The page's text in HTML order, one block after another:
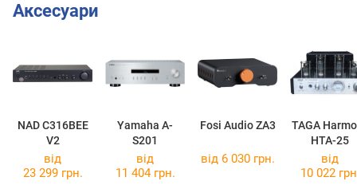
Аксесуари
NAD C316BEE
V2
Yamaha A-
S201
Fosi Audio ZA3
TAGA
HTA-25
від
23 299 грн.
від
11 404 грн.
від 6 030 грн.
від
10 022